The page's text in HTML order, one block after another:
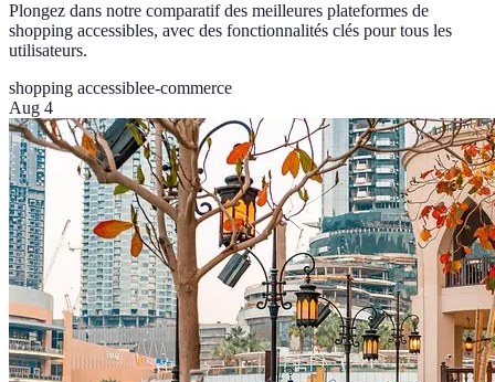
Plongez dans notre comparatif des meilleures plateformes de
shopping accessibles, avec des fonctionnalités clés pour tous les
utilisateurs.
shopping accessiblee-commerce
Aug 4